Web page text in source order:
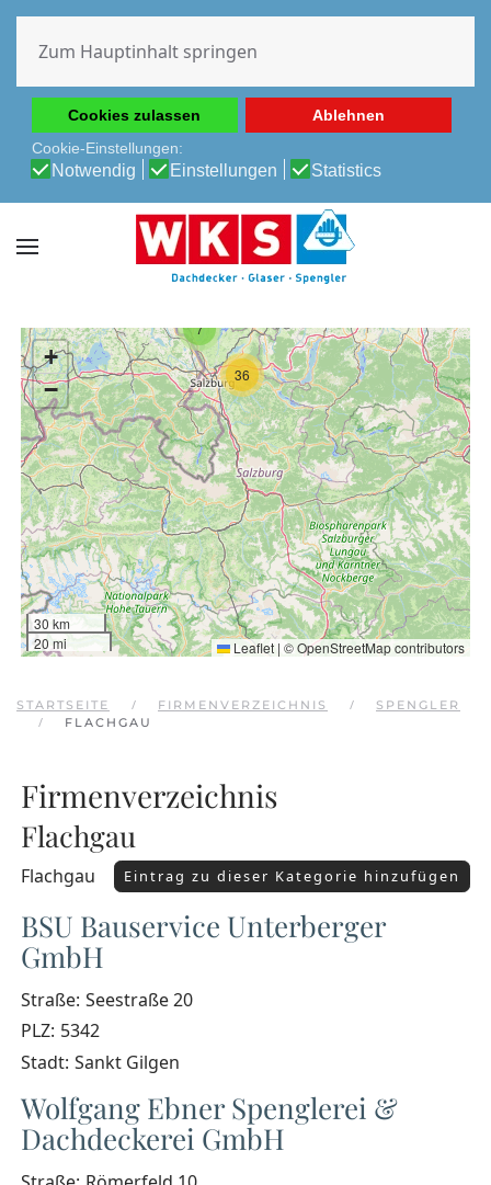
Erfahrung auf unserer Website zu ermöglichen.
Cookie-Richtlinie
Datenschutz-Bestimmungen
Cookies zulassen
Ablehnen
Cookie-Einstellungen:
Notwendig Einstellungen Statistics
Zum Hauptinhalt springen
7
36
+
−
30 km
20 mi
Leaflet | ©OpenStreetMapcontributors
STARTSEITE FIRMENVERZEICHNIS
SPENGLER
FLACHGAU
Firmenverzeichnis
Flachgau
Eintrag zu dieser Kategorie hinzufügen
Flachgau
BSU Bauservice Unterberger
GmbH
Straße: Seestraße 20
PLZ: 5342
Stadt: Sankt Gilgen
Wolfgang Ebner Spenglerei &
Dachdeckerei GmbH